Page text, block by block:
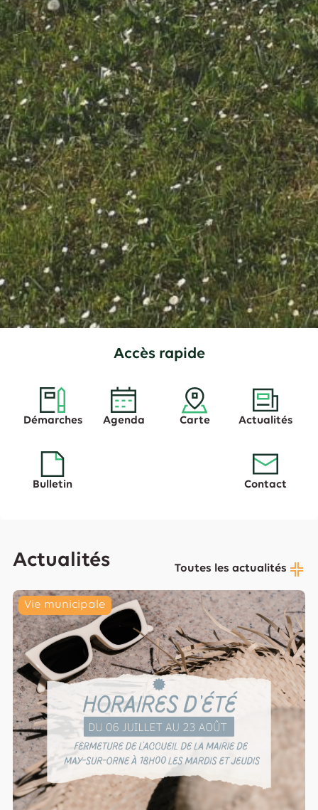
Accès rapide
Démarches Agenda Carte Actualités
Bulletin Contact
Actualités Toutes les actualités
Vie municipale